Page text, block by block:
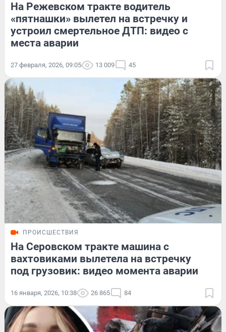
На Режевском тракте водитель
«пятнашки» вылетел на встречку и
устроил смертельное ДТП: видео с
места аварии
27 февраля, 2026, 09:05 13 009 45
ПРОИСШЕСТВИЯ
На Серовском тракте машина с
вахтовиками вылетела на встречку
под грузовик: видео момента аварии
16 января, 2026, 10:38 26 865 84